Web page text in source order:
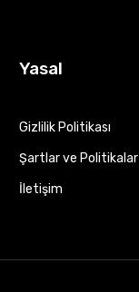
Yasal
Gizlilik Politikası
Şartlar ve Politikalar
İletişim